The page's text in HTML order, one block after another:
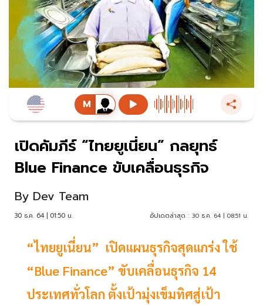
เปิดคัมภีร์ “ไทยยูเนี่ยน” กลยุทธ์
Blue Finance ขับเคลื่อนธุรกิจ
By Dev Team
30 ธ.ค. 64 | 01:50 น. อัปเดตล่าสุด : 30 ธ.ค. 64 | 08:51 น.
“ไทยยูเนี่ยน” เปิดแผนธุรกิจสุดแกร่ง ใช้
“Blue Finance” ขับเคลื่อนธุรกิจ 14
ประเทศทั่วโลก ตั้งเป้ามุ่งเข็มทิศสู่เป้า